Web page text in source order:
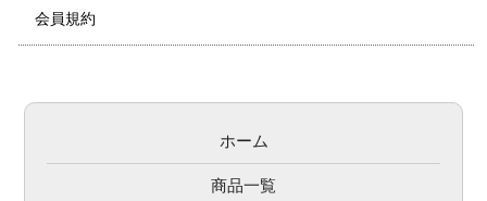
会員規約
ホーム
商品一覧